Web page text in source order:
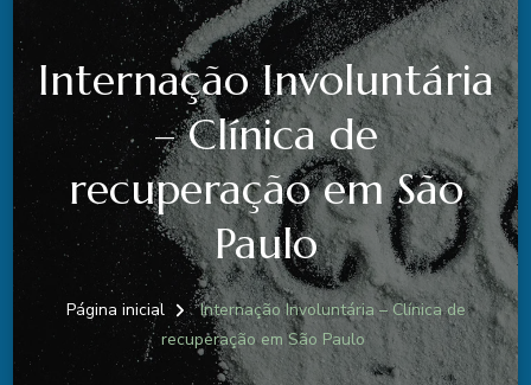
Internação Involuntária
– Clínica de
recuperação em São
Paulo
Página inicial
Internação Involuntária – Clínica de
recuperação em São Paulo